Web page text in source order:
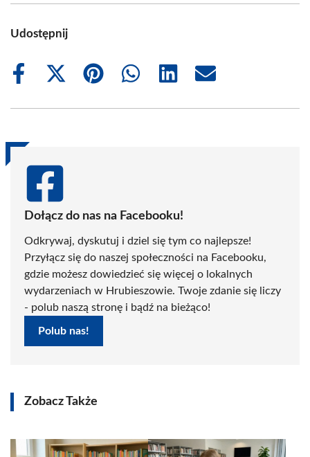
Udostępnij
Share
Share
(Twitter)
Share
Share
Share
Share
Dołącz do nas na Facebooku!
Odkrywaj, dyskutuj i dziel się tym co najlepsze!
Przyłącz się do naszej społeczności na Facebooku,
gdzie możesz dowiedzieć się więcej o lokalnych
wydarzeniach w Hrubieszowie. Twoje zdanie się liczy
- polub naszą stronę i bądź na bieżąco!
Polub nas!
Zobacz Także